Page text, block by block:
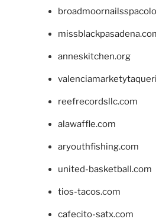
anneskitchen.org
reefrecordsllc.com
alawaffle.com
aryouthfishing.com
united-basketball.com
tios-tacos.com
cafecito-satx.com